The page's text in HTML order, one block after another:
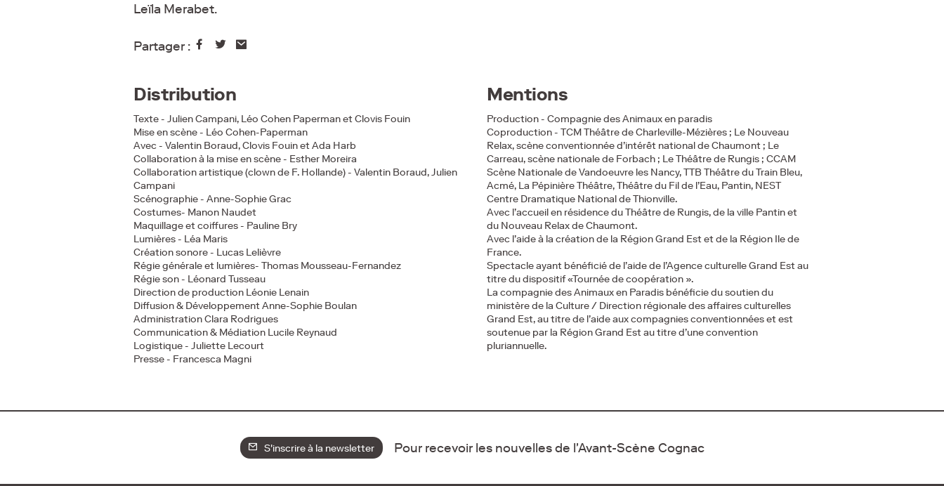
Leïla Merabet.
Partager :
Distribution
Texte - Julien Campani, Léo Cohen Paperman et Clovis Fouin
Mise en scène - Léo Cohen-Paperman
Avec - Valentin Boraud, Clovis Fouin et Ada Harb
Collaboration à la mise en scène - Esther Moreira
Collaboration artistique (clown de F. Hollande) - Valentin Boraud, Julien
Campani
Scénographie - Anne-Sophie Grac
Costumes- Manon Naudet
Maquillage et coiffures - Pauline Bry
Lumières - Léa Maris
Création sonore - Lucas Lelièvre
Régie générale et lumières- Thomas Mousseau-Fernandez
Régie son - Léonard Tusseau
Direction de production Léonie Lenain
Diffusion & Développement Anne-Sophie Boulan
Administration Clara Rodrigues
Communication & Médiation Lucile Reynaud
Logistique - Juliette Lecourt
Presse - Francesca Magni
Mentions
Production - Compagnie des Animaux en paradis
Coproduction - TCM Théâtre de Charleville-Mézières ; Le Nouveau
Relax, scène conventionnée d’intérêt national de Chaumont ; Le
Carreau, scène nationale de Forbach ; Le Théâtre de Rungis ; CCAM
Scène Nationale de Vandoeuvre les Nancy, TTB Théâtre du Train Bleu,
Acmé, La Pépinière Théâtre, Théâtre du Fil de l’Eau, Pantin, NEST
Centre Dramatique National de Thionville.
Avec l’accueil en résidence du Théâtre de Rungis, de la ville Pantin et
du Nouveau Relax de Chaumont.
Avec l’aide à la création de la Région Grand Est et de la Région Ile de
France.
Spectacle ayant bénéficié de l’aide de l’Agence culturelle Grand Est au
titre du dispositif «Tournée de coopération ».
La compagnie des Animaux en Paradis bénéficie du soutien du
ministère de la Culture / Direction régionale des affaires culturelles
Grand Est, au titre de l’aide aux compagnies conventionnées et est
soutenue par la Région Grand Est au titre d’une convention
pluriannuelle.
S'inscrire à la newsletter Pour recevoir les nouvelles de l'Avant-Scène Cognac